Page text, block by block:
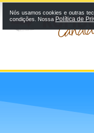
Nós usamos cookies e outras
condições. Nossa Política de